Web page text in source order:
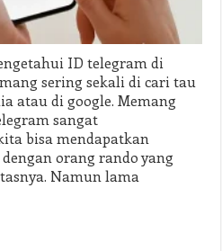
ID telegram di
sering sekali di cari tau
atau di google. Memang
sangat
bisa mendapatkan
orang rando yang
Namun lama